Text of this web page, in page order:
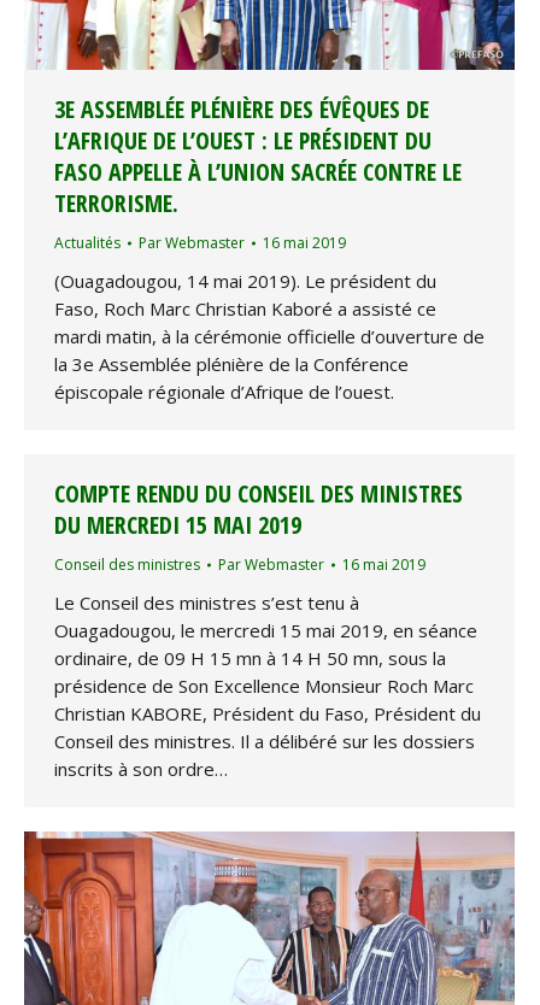
3E ASSEMBLÉE PLÉNIÈRE DES ÉVÊQUES DE
L’AFRIQUE DE L’OUEST : LE PRÉSIDENT DU
FASO APPELLE À L’UNION SACRÉE CONTRE LE
TERRORISME.
Actualités ParWebmaster 16 mai 2019
(Ouagadougou, 14 mai 2019). Le président du
Faso, Roch Marc Christian Kaboré a assisté ce
mardi matin, à la cérémonie officielle d’ouverture de
la 3e Assemblée plénière de la Conférence
épiscopale régionale d’Afrique de l’ouest.
COMPTE RENDU DU CONSEIL DES MINISTRES
DU MERCREDI 15 MAI 2019
Conseil des ministres ParWebmaster 16 mai 2019
Le Conseil des ministres s’est tenu à
Ouagadougou, le mercredi 15 mai 2019, en séance
ordinaire, de 09 H 15 mn à 14 H 50 mn, sous la
présidence de Son Excellence Monsieur Roch Marc
Christian KABORE, Président du Faso, Président du
Conseil des ministres. Il a délibéré sur les dossiers
inscrits à son ordre…